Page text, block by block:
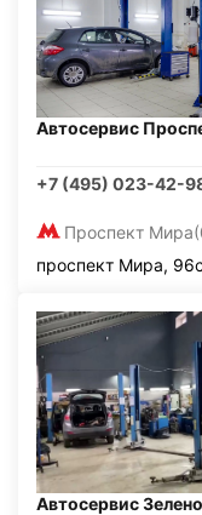
Автосервис
+7 (495) 023-42-
Проспект Мира
проспект Мира,
Автосервис